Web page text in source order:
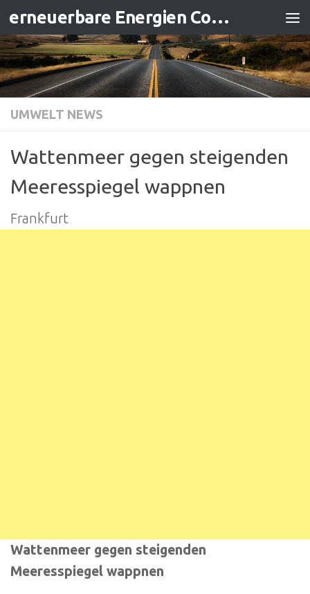
Zum Inhalt springen erneuerbare Energien Contracting
UMWELT NEWS
Wattenmeer gegen steigenden
Meeresspiegel wappnen
Frankfurt
Wattenmeer gegen steigenden
Meeresspiegel wappnen